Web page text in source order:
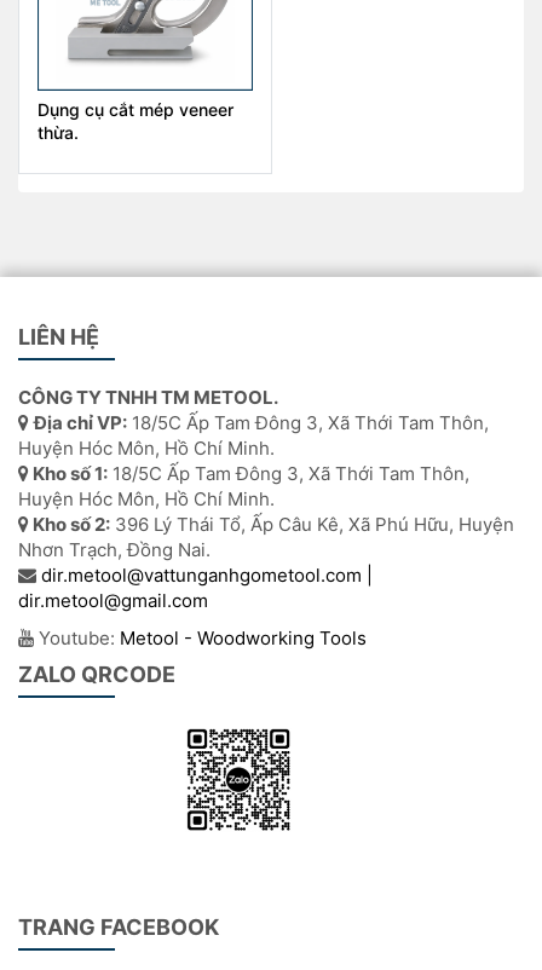
Dụng cụ cắt mép veneer
thừa.
LIÊN HỆ
CÔNG TY TNHH TM METOOL.
Địa chỉ VP: 18/5C Ấp Tam Đông 3, Xã Thới Tam Thôn,
Huyện Hóc Môn, Hồ Chí Minh.
Kho số 1: 18/5C Ấp Tam Đông 3, Xã Thới Tam Thôn,
Huyện Hóc Môn, Hồ Chí Minh.
Kho số 2: 396 Lý Thái Tổ, Ấp Câu Kê, Xã Phú Hữu, Huyện
Nhơn Trạch, Đồng Nai.
dir.metool@vattunganhgometool.com |
dir.metool@gmail.com
Youtube: Metool - Woodworking Tools
ZALO QRCODE
TRANG FACEBOOK